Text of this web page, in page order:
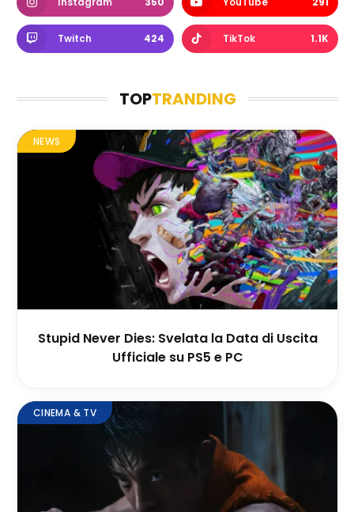
Twitch 424 TikTok 1.1K
TOPTRANDING
NEWS
Stupid Never Dies: Svelata la Data di Uscita
Ufficiale su PS5 e PC
CINEMA & TV